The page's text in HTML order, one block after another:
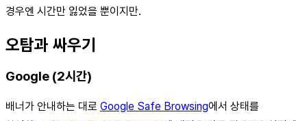
경우엔 시간만 잃었을 뿐이지만.
오탐과 싸우기
Google (2시간)
배너가 안내하는 대로 Google Safe Browsing에서 상태를